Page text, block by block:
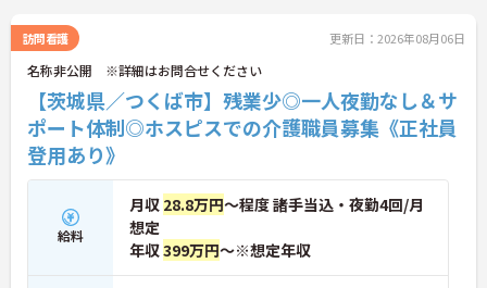
連携の体制がしっかりと整っています。働き方の面
では、夜勤明けの翌日が原則として公休となるほ
か、月平均の残業時間も5時間から7時間程度とかな
り少なめです。常勤スタッフの比率が90パーセント
を超えているため急な勤務変更が発生しにくく、あ
らかじめ決められた訪問予定表に沿って規則正しく
働けます。入職後は現場スタッフによるお一人おひ
とりに合わせた個別のOJT研修が実施されます。eラ
専門性を着実に深めていける環境が用意されていま
す。
★おすすめPOINT★
訪問看護 更新日：2026年08月06日
名称非公開 ※詳細はお問合せください
【茨城県／つくば市】残業少◎一人夜勤なし＆サ
ポート体制◎ホスピスでの介護職員募集《正社員
登用あり》
給料
月収 28.8万円～程度 諸手当込・夜勤4回/月
想定
年収399万円～※想定年収